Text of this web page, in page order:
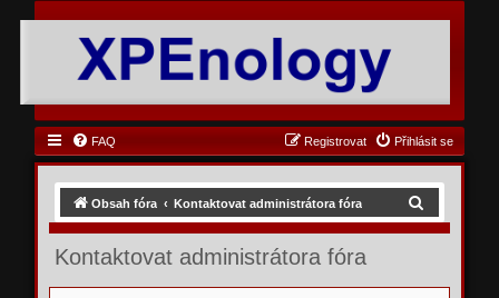
FAQ Přihlásit se
Registrovat
Obsah fóra Kontaktovat administrátora fóra
Kontaktovat administrátora fóra